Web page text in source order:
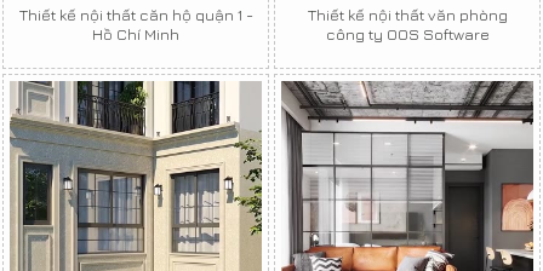
Thiết kế nội thất căn hộ quận 1 -
Hồ Chí Minh
Thiết kế nội thất văn phòng
công ty OOS Software